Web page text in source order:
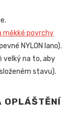
měkké povrchy
NYLON lano).
velký na to, aby
stavu).
OPLÁŠTĚNÍ